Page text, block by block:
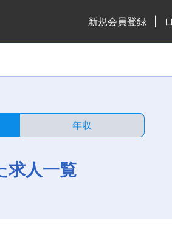
新規会員登録
年収
求人一覧